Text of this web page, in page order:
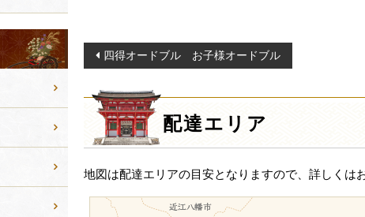
投
稿
ナ
ビ
ゲ
ー
シ
四得オードブル お子様オードブル
配達エリア
地図は配達エリアの目安となりますので、詳しくは